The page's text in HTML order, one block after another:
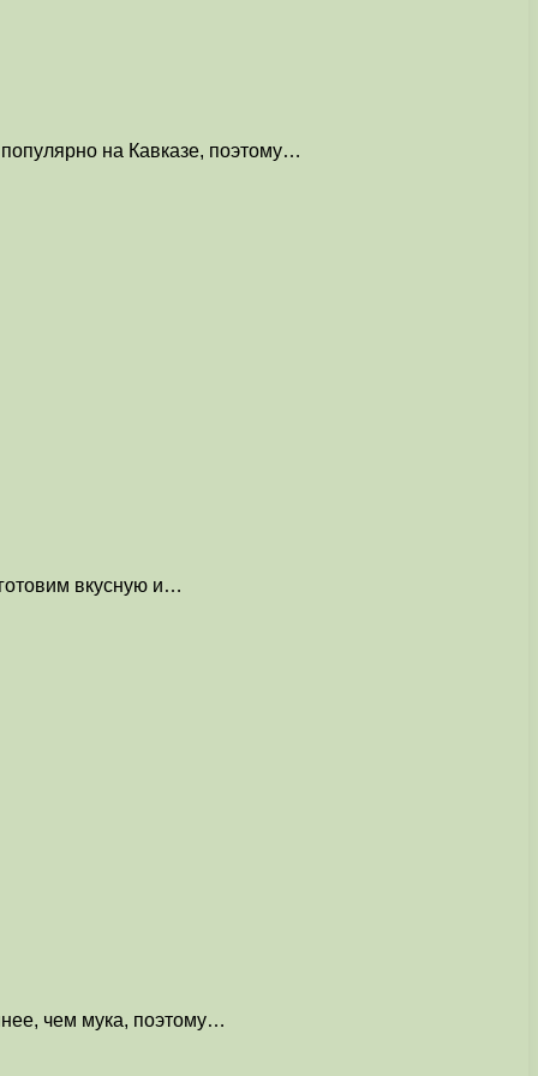
на Кавказе, поэтому…
вкусную и…
чем мука, поэтому…